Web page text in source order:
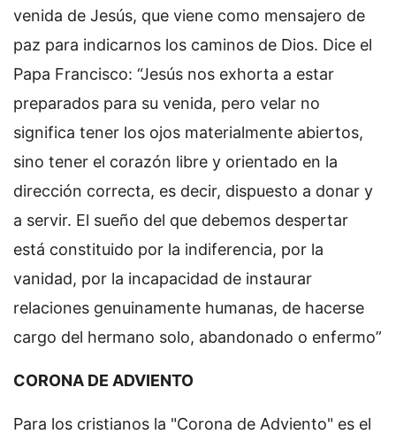
venida de Jesús, que viene como mensajero de
paz para indicarnos los caminos de Dios. Dice el
Papa Francisco: “Jesús nos exhorta a estar
preparados para su venida, pero velar no
significa tener los ojos materialmente abiertos,
sino tener el corazón libre y orientado en la
dirección correcta, es decir, dispuesto a donar y
a servir. El sueño del que debemos despertar
está constituido por la indiferencia, por la
vanidad, por la incapacidad de instaurar
relaciones genuinamente humanas, de hacerse
cargo del hermano solo, abandonado o enfermo”
CORONA DE ADVIENTO
Para los cristianos la "Corona de Adviento" es el